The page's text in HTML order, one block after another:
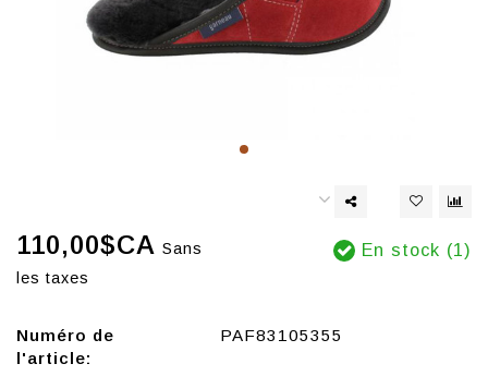
110,00$CA Sans
les taxes
En stock (1)
Numéro de
l'article:
PAF83105355